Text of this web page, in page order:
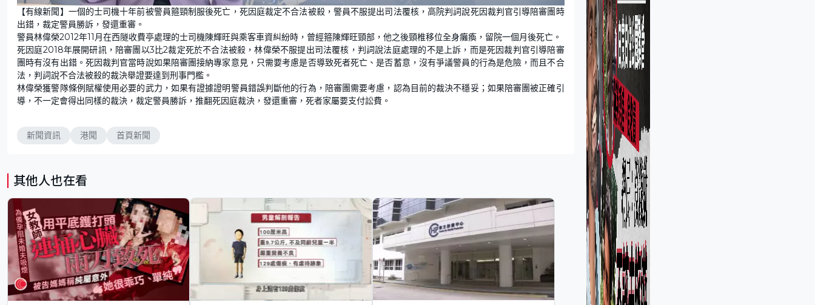
n
m
u
t
e
o
a
d
:
5
2
.
0
2
%
【有線新聞】一個的士司機十年前被警員箍頸制服後死亡，死因庭裁定不合法被殺，警員不服提出司法覆核，高院判詞說死因裁判官引導陪審團時
出錯，裁定警員勝訴，發還重審。
警員林偉榮2012年11月在西隧收費亭處理的士司機陳輝旺與乘客車資糾紛時，曾經箍陳輝旺頸部，他之後頸椎移位全身癱瘓，留院一個月後死亡。
死因庭2018年展開研訊，陪審團以3比2裁定死於不合法被殺，林偉榮不服提出司法覆核，判詞說法庭處理的不是上訴，而是死因裁判官引導陪審
團時有沒有出錯。死因裁判官當時說如果陪審團接納專家意見，只需要考慮是否導致死者死亡、是否蓄意，沒有爭議警員的行為是危險，而且不合
法，判詞說不合法被殺的裁決舉證要達到刑事門檻。
林偉榮獲警隊條例賦權使用必要的武力，如果有證據證明警員錯誤判斷他的行為，陪審團需要考慮，認為目前的裁決不穩妥；如果陪審團被正確引
導，不一定會得出同樣的裁決，裁定警員勝訴，推翻死因庭裁決，發還重審，死者家屬要支付訟費。
新聞資訊 港聞 首頁新聞
其他人也在看